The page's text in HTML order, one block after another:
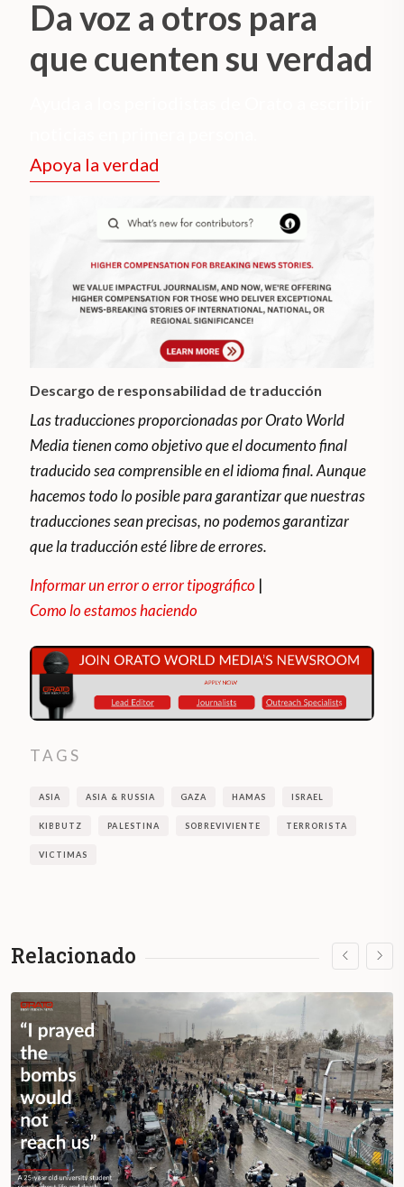
Da voz a otros para
que cuenten su verdad
Apoya la verdad
Descargo de responsabilidad de traducción
Las traducciones proporcionadas por Orato World
Media tienen como objetivo que el documento final
traducido sea comprensible en el idioma final. Aunque
hacemos todo lo posible para garantizar que nuestras
traducciones sean precisas, no podemos garantizar
que la traducción esté libre de errores.
Informar un error o error tipográfico |
Como lo estamos haciendo
TAGS
ASIA ASIA & RUSSIA GAZA HAMAS ISRAEL
KIBBUTZ PALESTINA SOBREVIVIENTE TERRORISTA
VICTIMAS
Relacionado